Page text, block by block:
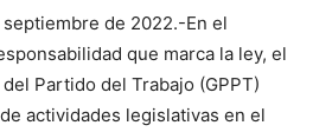
de 2022.-En el
que marca la ley, el
Partido del Trabajo (GPPT)
actividades legislativas en el